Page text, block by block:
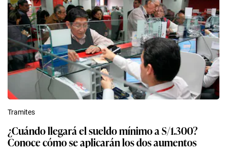
Tramites
¿Cuándo llegará el sueldo mínimo a S/1.300?
Conoce cómo se aplicarán los dos aumentos